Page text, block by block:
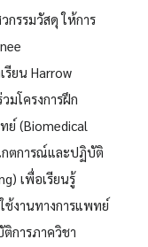
กรรมวัสดุ ให้การ
รียน Harrow
มโครงการฝึก
ย์ (Biomedical
กตการณ์และปฏิบัติ
เพื่อเรียนรู้
ช้งานทางการแพทย์
การภาควิชา